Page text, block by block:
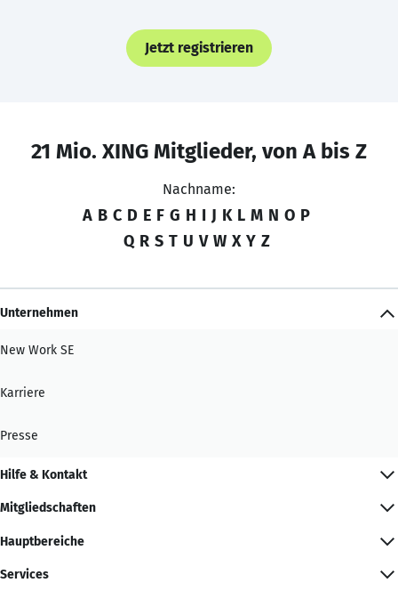
Jetzt registrieren
21 Mio. XING Mitglieder, von A bis Z
Nachname:
A B C D E F G H I J K L M N O P
Q R S T U V W X Y Z
Unternehmen
New Work SE
Karriere
Presse
Hilfe & Kontakt
Mitgliedschaften
Hauptbereiche
Services